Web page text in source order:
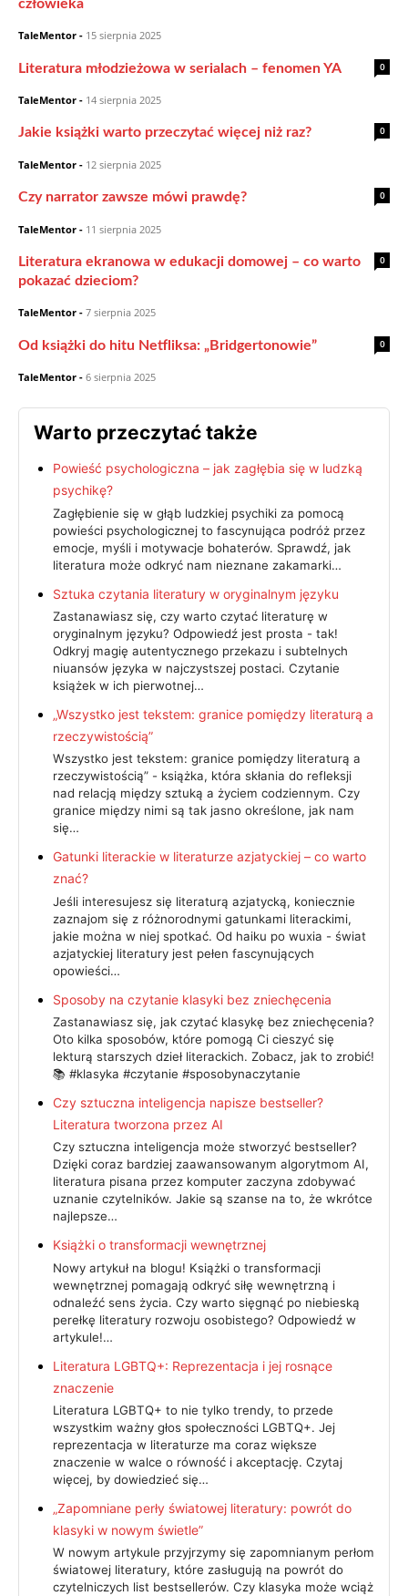
człowieka
TaleMentor - 15 sierpnia 2025
0
Literatura młodzieżowa w serialach – fenomen YA
TaleMentor - 14 sierpnia 2025
0
Jakie książki warto przeczytać więcej niż raz?
TaleMentor - 12 sierpnia 2025
0
Czy narrator zawsze mówi prawdę?
TaleMentor - 11 sierpnia 2025
0
Literatura ekranowa w edukacji domowej – co warto
pokazać dzieciom?
TaleMentor - 7 sierpnia 2025
0
Od książki do hitu Netfliksa: „Bridgertonowie”
TaleMentor - 6 sierpnia 2025
Warto przeczytać także
Powieść psychologiczna – jak zagłębia się w ludzką
psychikę?
Zagłębienie się w głąb ludzkiej psychiki za pomocą
powieści psychologicznej to fascynująca podróż przez
emocje, myśli i motywacje bohaterów. Sprawdź, jak
literatura może odkryć nam nieznane zakamarki…
Sztuka czytania literatury w oryginalnym języku
Zastanawiasz się, czy warto czytać literaturę w
oryginalnym języku? Odpowiedź jest prosta - tak!
Odkryj magię autentycznego przekazu i subtelnych
niuansów języka w najczystszej postaci. Czytanie
książek w ich pierwotnej…
„Wszystko jest tekstem: granice pomiędzy literaturą a
rzeczywistością”
Wszystko jest tekstem: granice pomiędzy literaturą a
rzeczywistością” - książka, która skłania do refleksji
nad relacją między sztuką a życiem codziennym. Czy
granice między nimi są tak jasno określone, jak nam
się…
Gatunki literackie w literaturze azjatyckiej – co warto
znać?
Jeśli interesujesz się literaturą azjatycką, koniecznie
zaznajom się z różnorodnymi gatunkami literackimi,
jakie można w niej spotkać. Od haiku po wuxia - świat
azjatyckiej literatury jest pełen fascynujących
opowieści…
Sposoby na czytanie klasyki bez zniechęcenia
Zastanawiasz się, jak czytać klasykę bez zniechęcenia?
Oto kilka sposobów, które pomogą Ci cieszyć się
lekturą starszych dzieł literackich. Zobacz, jak to zrobić!
📚 #klasyka #czytanie #sposobynaczytanie
Czy sztuczna inteligencja napisze bestseller?
Literatura tworzona przez AI
Czy sztuczna inteligencja może stworzyć bestseller?
Dzięki coraz bardziej zaawansowanym algorytmom AI,
literatura pisana przez komputer zaczyna zdobywać
uznanie czytelników. Jakie są szanse na to, że wkrótce
najlepsze…
Książki o transformacji wewnętrznej
Nowy artykuł na blogu! Książki o transformacji
wewnętrznej pomagają odkryć siłę wewnętrzną i
odnaleźć sens życia. Czy warto sięgnąć po niebieską
perełkę literatury rozwoju osobistego? Odpowiedź w
artykule!…
Literatura LGBTQ+: Reprezentacja i jej rosnące
znaczenie
Literatura LGBTQ+ to nie tylko trendy, to przede
wszystkim ważny głos społeczności LGBTQ+. Jej
reprezentacja w literaturze ma coraz większe
znaczenie w walce o równość i akceptację. Czytaj
więcej, by dowiedzieć się…
„Zapomniane perły światowej literatury: powrót do
klasyki w nowym świetle”
W nowym artykule przyjrzymy się zapomnianym perłom
światowej literatury, które zasługują na powrót do
czytelniczych list bestsellerów. Czy klasyka może wciąż